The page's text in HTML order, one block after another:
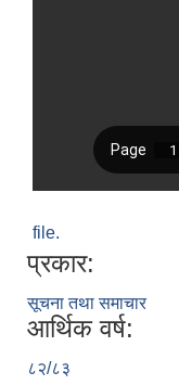
file.
प्रकार:
सूचना तथा समाचार
आर्थिक वर्ष:
८२/८३